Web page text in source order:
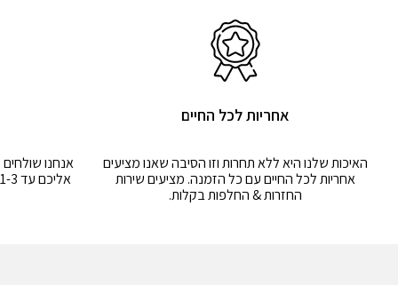
אחריות לכל החיים
האיכות שלנו היא ללא תחרות וזו הסיבה שאנו מציעים
אחריות לכל החיים עם כל הזמנה. מציעים שירות
החזרות & החלפות בקלות.
אנחנו
אליכם עד 1-3 ימים. גם לשירות החלפות & החזרות